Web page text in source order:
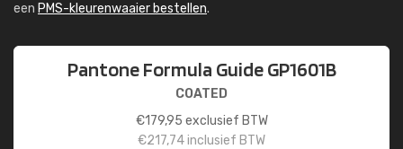
een PMS-kleurenwaaier bestellen.
Pantone Formula Guide GP1601B
COATED
€179,95 exclusief BTW
€217,74inclusief BTW